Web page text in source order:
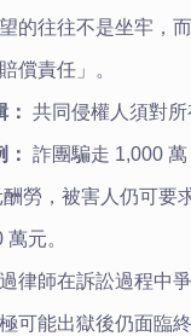
的往往不是坐牢，
償責任」。
共同侵權人須對所
詐團騙走 1,000
酬勞，被害人仍可要
元。
律師在訴訟過程中
可能出獄後仍面臨